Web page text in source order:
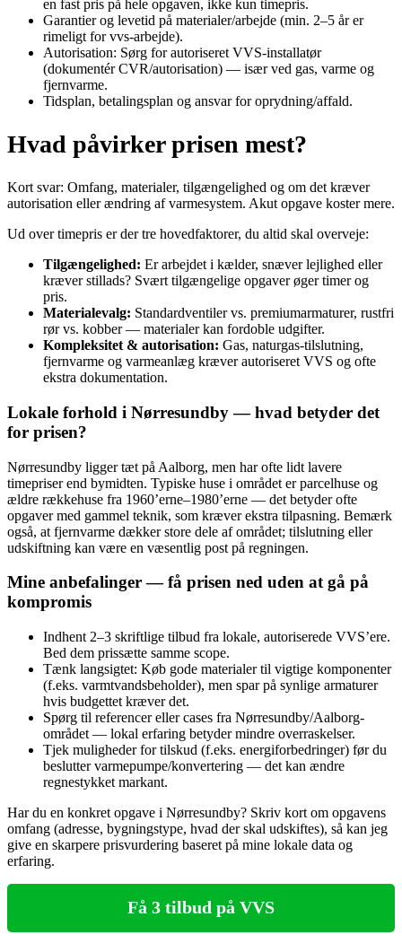
en fast pris på hele opgaven, ikke kun timepris.
Garantier og levetid på materialer/arbejde (min. 2–5 år er
rimeligt for vvs‑arbejde).
Autorisation: Sørg for autoriseret VVS‑installatør
(dokumentér CVR/autorisation) — især ved gas, varme og
fjernvarme.
Tidsplan, betalingsplan og ansvar for oprydning/affald.
Hvad påvirker prisen mest?
Kort svar: Omfang, materialer, tilgængelighed og om det kræver
autorisation eller ændring af varmesystem. Akut opgave koster mere.
Ud over timepris er der tre hovedfaktorer, du altid skal overveje:
Tilgængelighed: Er arbejdet i kælder, snæver lejlighed eller
kræver stillads? Svært tilgængelige opgaver øger timer og
pris.
Materialevalg: Standardventiler vs. premiumarmaturer, rustfri
rør vs. kobber — materialer kan fordoble udgifter.
Kompleksitet & autorisation: Gas, naturgas‑tilslutning,
fjernvarme og varmeanlæg kræver autoriseret VVS og ofte
ekstra dokumentation.
Lokale forhold i Nørresundby — hvad betyder det
for prisen?
Nørresundby ligger tæt på Aalborg, men har ofte lidt lavere
timepriser end bymidten. Typiske huse i området er parcelhuse og
ældre rækkehuse fra 1960’erne–1980’erne — det betyder ofte
opgaver med gammel teknik, som kræver ekstra tilpasning. Bemærk
også, at fjernvarme dækker store dele af området; tilslutning eller
udskiftning kan være en væsentlig post på regningen.
Mine anbefalinger — få prisen ned uden at gå på
kompromis
Indhent 2–3 skriftlige tilbud fra lokale, autoriserede VVS’ere.
Bed dem prissætte samme scope.
Tænk langsigtet: Køb gode materialer til vigtige komponenter
(f.eks. varmtvandsbeholder), men spar på synlige armaturer
hvis budgettet kræver det.
Spørg til referencer eller cases fra Nørresundby/Aalborg-
området — lokal erfaring betyder mindre overraskelser.
Tjek muligheder for tilskud (f.eks. energiforbedringer) før du
beslutter varmepumpe/konvertering — det kan ændre
regnestykket markant.
Har du en konkret opgave i Nørresundby? Skriv kort om opgavens
omfang (adresse, bygningstype, hvad der skal udskiftes), så kan jeg
give en skarpere prisvurdering baseret på mine lokale data og
erfaring.
Få 3 tilbud på VVS